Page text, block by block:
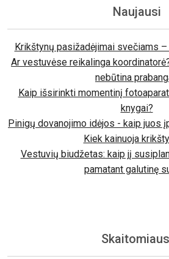
Naujausi
Krikštynų pasižadėjimai svečiams
Ar vestuvėse reikalinga
nebūtina
Kaip išsirinkti momentinį
knygai?
Pinigų dovanojimo idėjos - kaip juos
Kiek kainuoja
Vestuvių biudžetas: kaip jį
pamatant galutinę